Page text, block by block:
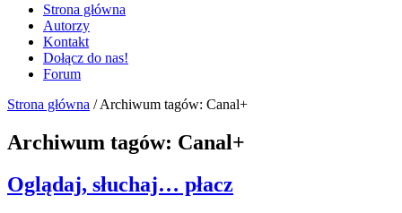
Strona główna
Autorzy
Kontakt
Dołącz do nas!
Forum
Strona główna /Archiwum tagów: Canal+
Archiwum tagów: Canal+
Oglądaj, słuchaj… płacz